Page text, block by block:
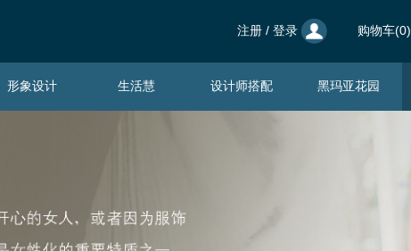
注册 / 登录 购物车(0)
形象设计 生活慧 设计师搭配 黑玛亚花园